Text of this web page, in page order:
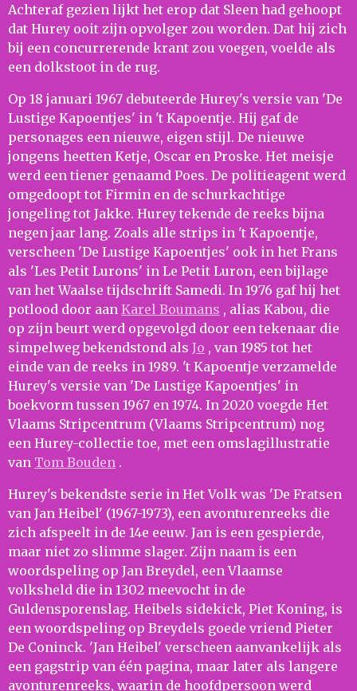
Achteraf gezien lijkt het erop dat Sleen had gehoopt
dat Hurey ooit zijn opvolger zou worden. Dat hij zich
bij een concurrerende krant zou voegen, voelde als
een dolkstoot in de rug.
Op 18 januari 1967 debuteerde Hurey's versie van 'De
Lustige Kapoentjes' in 't Kapoentje. Hij gaf de
personages een nieuwe, eigen stijl. De nieuwe
jongens heetten Ketje, Oscar en Proske. Het meisje
werd een tiener genaamd Poes. De politieagent werd
omgedoopt tot Firmin en de schurkachtige
jongeling tot Jakke. Hurey tekende de reeks bijna
negen jaar lang. Zoals alle strips in 't Kapoentje,
verscheen 'De Lustige Kapoentjes' ook in het Frans
als 'Les Petit Lurons' in Le Petit Luron, een bijlage
van het Waalse tijdschrift Samedi. In 1976 gaf hij het
potlood door aan Karel Boumans , alias Kabou, die
op zijn beurt werd opgevolgd door een tekenaar die
simpelweg bekendstond als Jo , van 1985 tot het
einde van de reeks in 1989. 't Kapoentje verzamelde
Hurey's versie van 'De Lustige Kapoentjes' in
boekvorm tussen 1967 en 1974. In 2020 voegde Het
Vlaams Stripcentrum (Vlaams Stripcentrum) nog
een Hurey-collectie toe, met een omslagillustratie
van Tom Bouden .
Hurey's bekendste serie in Het Volk was 'De Fratsen
van Jan Heibel' (1967-1973), een avonturenreeks die
zich afspeelt in de 14e eeuw. Jan is een gespierde,
maar niet zo slimme slager. Zijn naam is een
woordspeling op Jan Breydel, een Vlaamse
volksheld die in 1302 meevocht in de
Guldensporenslag. Heibels sidekick, Piet Koning, is
een woordspeling op Breydels goede vriend Pieter
De Coninck. 'Jan Heibel' verscheen aanvankelijk als
een gagstrip van één pagina, maar later als langere
avonturenreeks, waarin de hoofdpersoon werd